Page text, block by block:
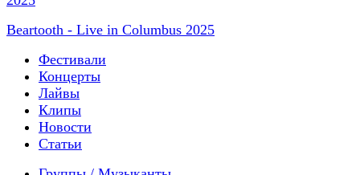
Beartooth - Live in Columbus 2025
Фестивали
Концерты
Лайвы
Клипы
Новости
Статьи